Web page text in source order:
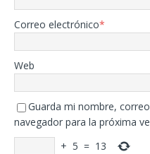
Correo electrónico*
Web
Guarda mi nombre,
navegador para la próxima
+ 5 = 13